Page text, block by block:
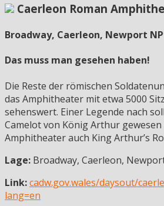
Caerleon Roman
Broadway, Caerleon, Newport
Das muss man gesehen haben!
Die Reste der römischen
das Amphitheater mit etwa 5000
sehenswert. Einer Legende nach
Camelot von König Arthur
Amphitheater auch King Arthur’s
Lage: Broadway, Caerleon,
Link:cadw.gov.wales/daysout/
lang=en